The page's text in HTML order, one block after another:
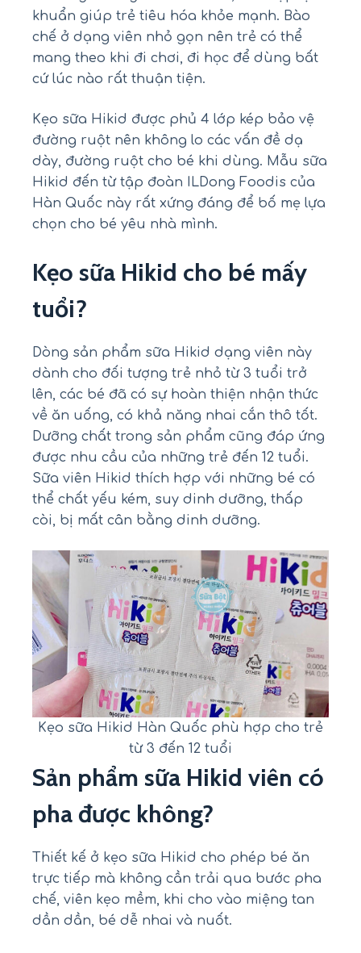
khuẩn giúp trẻ tiêu hóa khỏe mạnh. Bào
chế ở dạng viên nhỏ gọn nên trẻ có thể
mang theo khi đi chơi, đi học để dùng bất
cứ lúc nào rất thuận tiện.
Kẹo sữa Hikid được phủ 4 lớp kép bảo vệ
đường ruột nên không lo các vấn đề dạ
dày, đường ruột cho bé khi dùng. Mẫu sữa
Hikid đến từ tập đoàn ILDong Foodis của
Hàn Quốc này rất xứng đáng để bố mẹ lựa
chọn cho bé yêu nhà mình.
Kẹo sữa Hikid cho bé mấy
tuổi?
Dòng sản phẩm sữa Hikid dạng viên này
dành cho đối tượng trẻ nhỏ từ 3 tuổi trở
lên, các bé đã có sự hoàn thiện nhận thức
về ăn uống, có khả năng nhai cắn thô tốt.
Dưỡng chất trong sản phẩm cũng đáp ứng
được nhu cầu của những trẻ đến 12 tuổi.
Sữa viên Hikid thích hợp với những bé có
thể chất yếu kém, suy dinh dưỡng, thấp
còi, bị mất cân bằng dinh dưỡng.
Kẹo sữa Hikid Hàn Quốc phù hợp cho trẻ
từ 3 đến 12 tuổi
Sản phẩm sữa Hikid viên có
pha được không?
Thiết kế ở kẹo sữa Hikid cho phép bé ăn
trực tiếp mà không cần trải qua bước pha
chế, viên kẹo mềm, khi cho vào miệng tan
dần dần, bé dễ nhai và nuốt.